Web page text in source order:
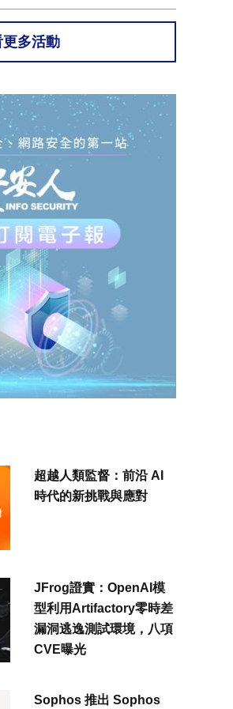
更多活動
超越人類監督：前沿 AI
時代的新挑戰與應對
JFrog證實：OpenAI模
型利用Artifactory零時差
漏洞逃逸測試環境，八項
CVE曝光
Sophos 推出 Sophos